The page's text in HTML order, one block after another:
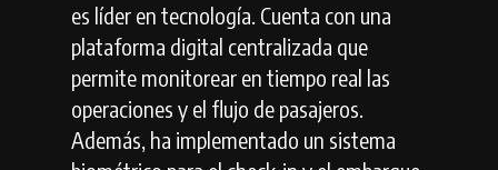
es líder en tecnología. Cuenta con una
plataforma digital centralizada que
permite monitorear en tiempo real las
operaciones y el flujo de pasajeros.
Además, ha implementado un sistema